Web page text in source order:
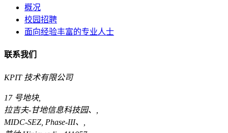
概况
校园招聘
面向经验丰富的专业人士
联系我们
KPIT 技术有限公司
17 号地块,
拉吉夫-甘地信息科技园、,
MIDC-SEZ, Phase-III、,